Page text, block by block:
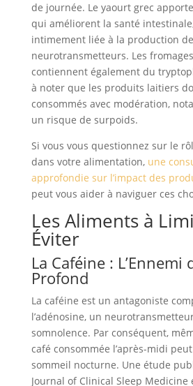
de journée. Le yaourt grec
qui améliorent la santé
intimement liée à la production de
neurotransmetteurs. Les
contiennent également du
à noter que les produits laitiers
consommés avec modération,
un risque de surpoids.
Si vous vous questionnez sur le
dans votre alimentation, une
approfondie sur l’impact des
peut vous aider à naviguer ces
Les Aliments à
Éviter
La Caféine : L’Ennemi
Profond
La caféine est un antagoniste
l’adénosine, un
somnolence. Par conséquent,
café consommée l’après-midi
sommeil nocturne. Une étude
Journal of Clinical Sleep Medicine